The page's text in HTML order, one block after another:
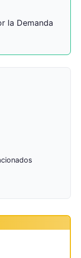
la Demanda